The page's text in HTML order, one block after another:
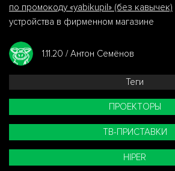
1.11.20 / Антон Семёнов
Теги
ПРОЕКТОРЫ
ТВ-ПРИСТАВКИ
HIPER
по промокоду «yabikupil» (без кавычек)
устройства в фирменном магазине